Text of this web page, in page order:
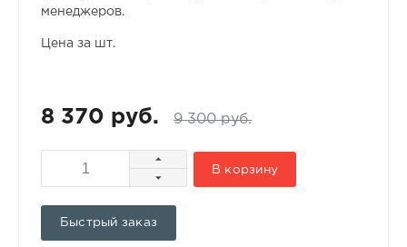
менеджеров.
Цена за шт.
8 370 руб. 9 300 руб.
В корзину
Быстрый заказ